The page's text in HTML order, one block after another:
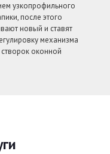
узкопрофильного
после этого
новый и ставят
механизма
оконной